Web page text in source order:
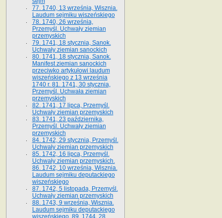
77. 1740, 13 września, Wisznia.
Laudum sejmiku wiszeńskiego
78. 1740, 26 września,
Przemyśl. Uchwały ziemian
przemyskich
79. 1741, 18 stycznia, Sanok.
Uchwały ziemian sanockich
80. 1741, 18 stycznia, Sanok.
Manifest ziemian sanockich
przeciwko artykułowi laudum
wiszeńskiego z 13 wrze­śnia
1740 r. 81. 1741, 30 stycznia,
Przemyśl. Uchwała ziemian
przemyskich
82. 1741, 17 lipca, Przemyśl.
Uchwały ziemian przemyskich
83. 1741, 23 października,
Przemyśl. Uchwały ziemian
przemyskich
84. 1742, 29 stycznia, Przemyśl.
Uchwały ziemian przemyskich
85. 1742, 16 lipca, Przemyśl.
Uchwały ziemian przemyskich.
86. 1742, 10 września, Wisznia.
Laudum sejmiku deputackiego
wiszeńskiego
87. 1742, 5 listopada, Przemyśl.
Uchwały ziemian przemyskich
88. 1743, 9 września, Wisznia.
Laudum sejmiku deputackiego
wiszeńskiego. 89. 1744, 28